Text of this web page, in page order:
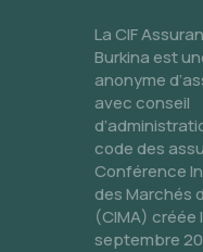
La CIF
Burkina est
anonyme
avec conseil
code des
Conférence
des Marchés
(CIMA) créée
septembre